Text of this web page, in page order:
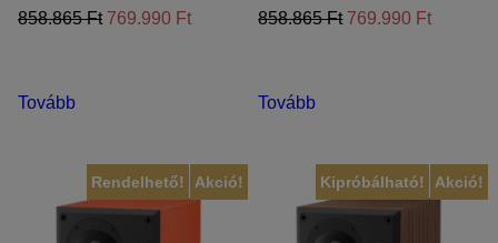
858.865 Ft 769.990 Ft
Tovább
858.865 Ft 769.990 Ft
Tovább
Akció!
Rendelhető! Akció!
Kipróbálható!